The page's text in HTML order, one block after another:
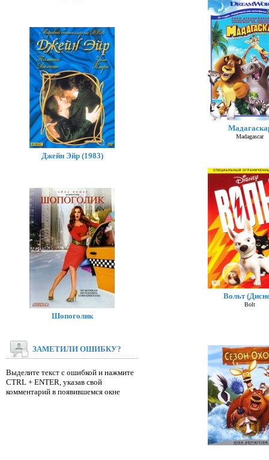
Madagascar
Вольт
Bolt
Джейн Эйр (1983)
Шопоголик
ЗАМЕТИЛИ ОШИБКУ?
Выделите текст с ошибкой и нажмите
CTRL + ENTER, указав свой
комментарий в появившемся окне